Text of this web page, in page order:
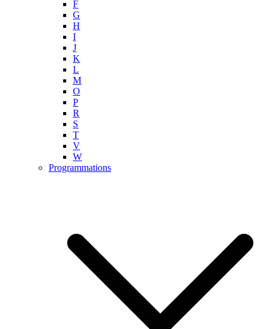
F
G
H
I
J
K
L
M
O
P
R
S
T
V
W
Programmations